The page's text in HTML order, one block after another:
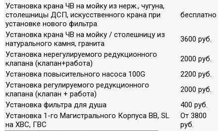
Установка крана ЧВ на мойку из нерж., чугуна,
столешницы ДСП, искусственного крана при
установке нового фильтра
бесплатно
Установка крана ЧВ на мойку / столешницу из
натурального камня, гранита
3600 руб.
Установка нерегулируемого редукционного
клапана (клапан+работа)
2000 руб.
Установка повысительного насоса 100G
2200 руб.
Установка регулируемого редукционного
клапана (клапан + работа)
2000 руб.
Установка фильтра для душа
400 руб.
Установка 1-го Магистрального Корпуса ВВ, SL
на ХВС, ГВС
От 3800
руб.